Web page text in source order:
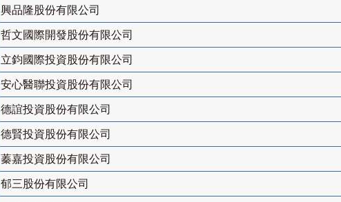
興品隆股份有限公司
哲文國際開發股份有限公司
立鈞國際投資股份有限公司
安心醫聯投資股份有限公司
德誼投資股份有限公司
德賢投資股份有限公司
蓁嘉投資股份有限公司
郁三股份有限公司